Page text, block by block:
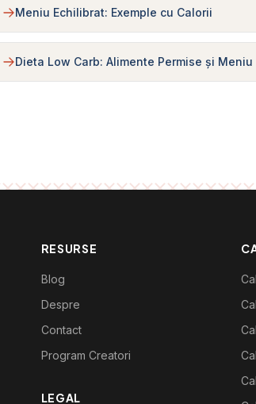
Meniu Echilibrat: Exemple cu Calorii
Dieta Low Carb: Alimente Permise și Meniu
RESURSE
Blog
Despre
Contact
Program Creatori
LEGAL